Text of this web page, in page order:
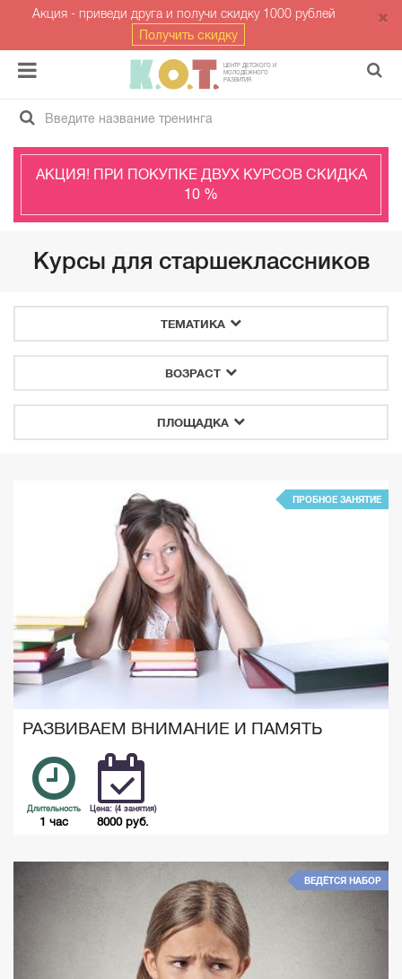
Акция - приведи друга и получи скидку 1000 рублей
Получить скидку
ЦЕНТР ДЕТСКОГО И
МОЛОДЁЖНОГО
РАЗВИТИЯ
АКЦИЯ! ПРИ ПОКУПКЕ ДВУХ КУРСОВ СКИДКА
10 %
Курсы для старшеклассников
ТЕМАТИКА
ВОЗРАСТ
ПЛОЩАДКА
РАЗВИВАЕМ ВНИМАНИЕ И ПАМЯТЬ
Длительность
1 час
Цена: (4 занятия)
8000 руб.
ПРОБНОЕ ЗАНЯТИЕ
ВЕДЁТСЯ НАБОР